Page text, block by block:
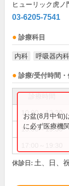
ヒューリック虎ノ
03-6205-7541
診療科目
内科 呼吸器内科
診療/受付時間・
10:00～12:30
15:00～19:30
お盆(8月中旬)
に必ず医療機
休診日: 土、日、